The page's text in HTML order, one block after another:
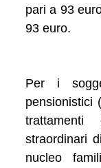
pari a 93
93 euro.
Per i
pensionistici
straordinari
nucleo